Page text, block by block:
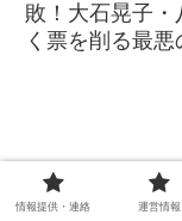
敗！大石晃子・
く票を削る最悪
情報提供・連絡 運営情報